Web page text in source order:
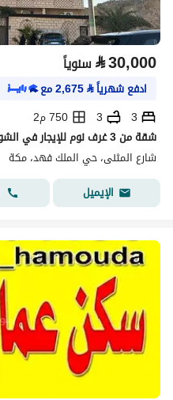
⃁30,000 سنوياً
ادفع شهرياً⃁
2,675مع
3
3
750 م2
شقة من 3 غرف نوم للإيجار في الشوقية، مكة
شارع المثنى، حي الملك فهد، مكة
الإيميل